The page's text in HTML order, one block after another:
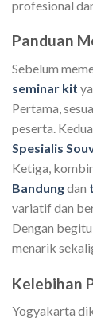
profesional
Panduan
Sebelum
seminar kit
Pertama,
peserta.
Spesialis
Ketiga,
Bandungdan
variatif dan
Dengan
menarik
Kelebihan
Yogyakarta